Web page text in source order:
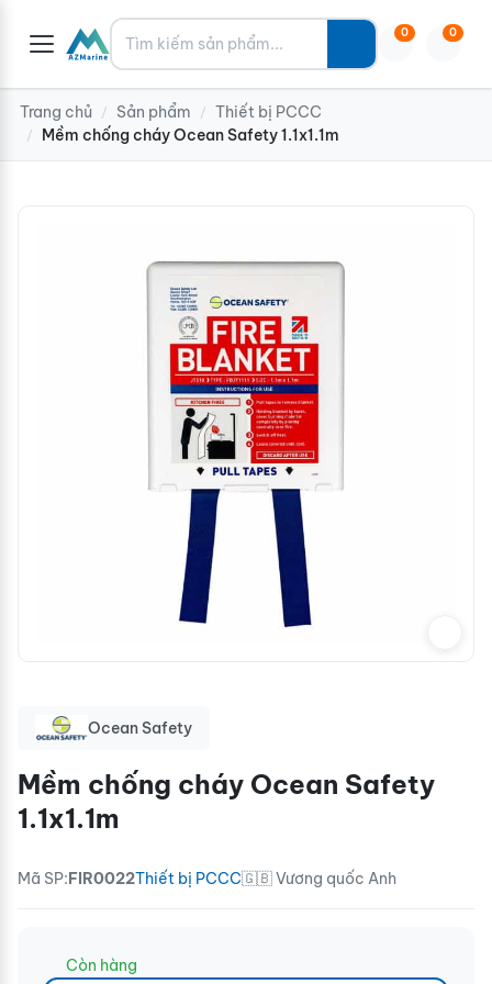
Tìm kiếm 0 0
Trang chủ / Sản phẩm / Thiết bị PCCC
/ Mềm chống cháy Ocean Safety 1.1x1.1m
Ocean Safety
Mềm chống cháy Ocean Safety
1.1x1.1m
Mã SP:FIR0022Thiết bị PCCC🇬🇧 Vương quốc Anh
Còn hàng